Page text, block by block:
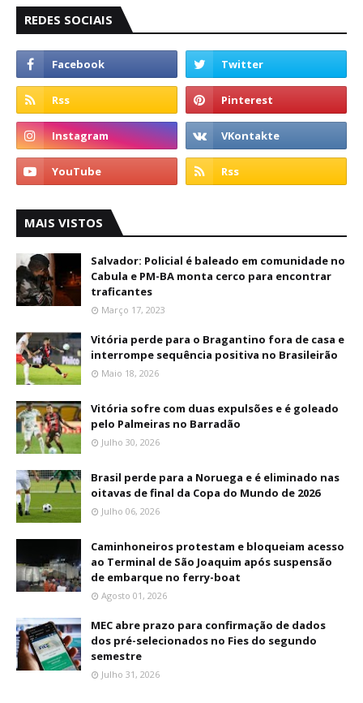
REDES SOCIAIS
MAIS VISTOS
Salvador: Policial é baleado em comunidade no
Cabula e PM-BA monta cerco para encontrar
traficantes
Março 17, 2023
Vitória perde para o Bragantino fora de casa e
interrompe sequência positiva no Brasileirão
Maio 18, 2026
Vitória sofre com duas expulsões e é goleado
pelo Palmeiras no Barradão
Julho 30, 2026
Brasil perde para a Noruega e é eliminado nas
oitavas de final da Copa do Mundo de 2026
Julho 06, 2026
Caminhoneiros protestam e bloqueiam acesso
ao Terminal de São Joaquim após suspensão
de embarque no ferry-boat
Agosto 01, 2026
MEC abre prazo para confirmação de dados
dos pré-selecionados no Fies do segundo
semestre
Julho 31, 2026